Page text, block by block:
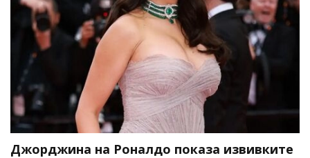
Джорджина на Роналдо показа извивките